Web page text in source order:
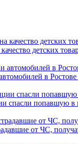
детских
в
спасли попавшую в
от ЧС,